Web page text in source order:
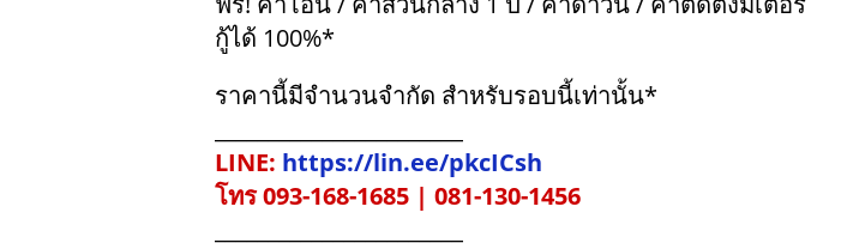
กู้ได้ 100%*
ราคานี้มีจำนวนจำกัด สำหรับรอบนี้เท่านั้น*
LINE: https://lin.ee/pkcICsh
โทร 093-168-1685 | 081-130-1456